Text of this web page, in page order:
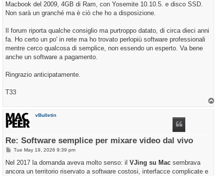
Macbook del 2009, 4GB di Ram, con Yosemite 10.10.5. e disco SSD.
Non sarà un granché ma è ciò che ho a disposizione.
Il forum riporta qualche consiglio ma purtroppo datato, di circa dieci anni
fa. Ho certo un po' in rete ma ho trovato perlopiù software professionali
mentre cerco qualcosa di semplice, non essendo un esperto. Va bene
anche un software a pagamento.
Ringrazio anticipatamente.
T33
vBulletin
Re: Software semplice per mixare video dal vivo
P
s
Tue May 19, 2026 9:39 pm
Nel 2017 la domanda aveva molto senso: il VJing su Mac sembrava
ancora un territorio riservato a software costosi, interfacce complicate e